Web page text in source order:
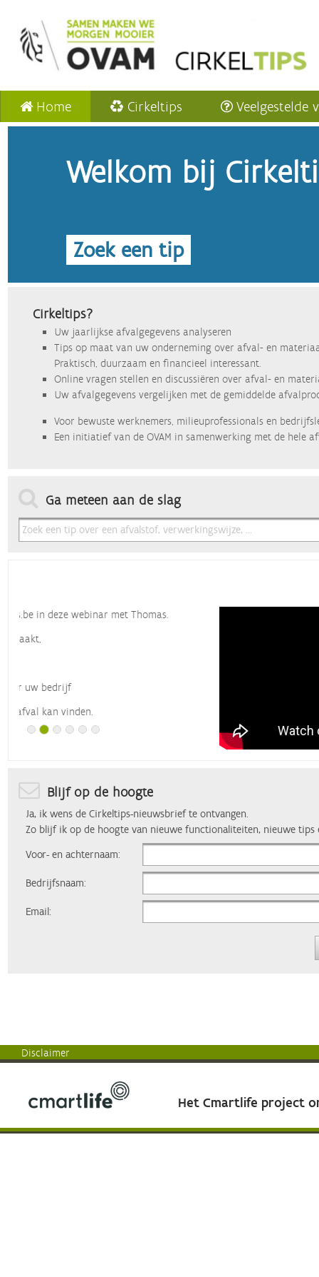
Home Cirkeltips Veelgestelde
Welkom bij
Zoek een tip
Cirkeltips?
Uw jaarlijkse afvalgegevens analyseren
Tips op maat van uw onderneming over afval- en
Praktisch, duurzaam en financieel interessant.
Online vragen stellen en discussiëren over afval- en
Uw afvalgegevens vergelijken met de gemiddelde
Voor bewuste werknemers, milieuprofessionals en
Een initiatief van de OVAM in samenwerking met de hele
Ga meteen aan de slag
Met een Cirkeltips-account hebt u vele voordelen:
Een account maken duurt 2 minuten. En het is gratis.
Blijf op de hoogte
Ja, ik wens de Cirkeltips-nieuwsbrief te ontvangen.
Zo blijf ik op de hoogte van nieuwe functionaliteiten, nieuwe tips
Voor- en achternaam:
Bedrijfsnaam:
Email:
Disclaimer
Het Cmartlife project